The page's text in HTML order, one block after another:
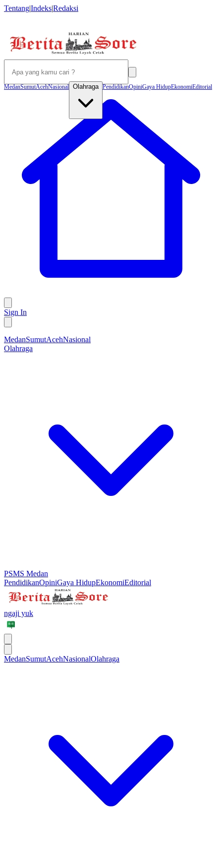
Tentang|Indeks|Redaksi
MedanSumutAcehNasional Olahraga PendidikanOpiniGaya HidupEkonomiEditorial
Sign In
MedanSumutAcehNasional
Olahraga
PSMS Medan
PendidikanOpiniGaya HidupEkonomiEditorial
ngaji yuk
MedanSumutAcehNasionalOlahraga